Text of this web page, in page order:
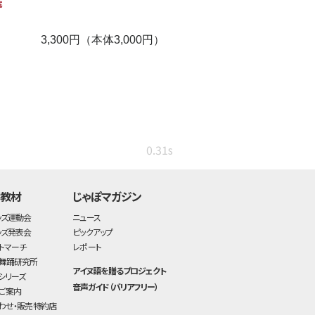
3,300円（本体3,000円）
0.31s
教材
ズ運動会
ズ発表会
マーチ
踊研究所
リーズ
案内
せ・販売特約店
じゃぽマガジン
ニュース
ピックアップ
レポート
アイヌ語を贈るプロジェクト
音声ガイド（バリアフリー）